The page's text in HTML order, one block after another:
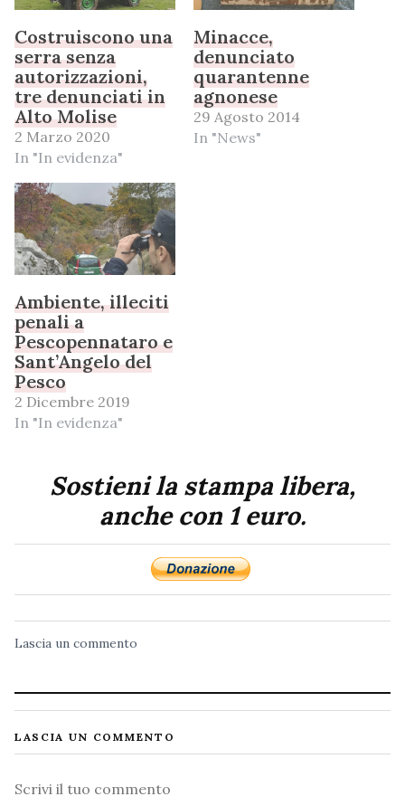
Costruiscono una
serra senza
autorizzazioni,
tre denunciati in
Alto Molise
2 Marzo 2020
In "In evidenza"
Minacce,
denunciato
quarantenne
agnonese
29 Agosto 2014
In "News"
Ambiente, illeciti
penali a
Pescopennataro e
Sant’Angelo del
Pesco
2 Dicembre 2019
In "In evidenza"
Sostieni la stampa libera,
anche con 1 euro.
Lascia un commento
LASCIA UN COMMENTO
Commento